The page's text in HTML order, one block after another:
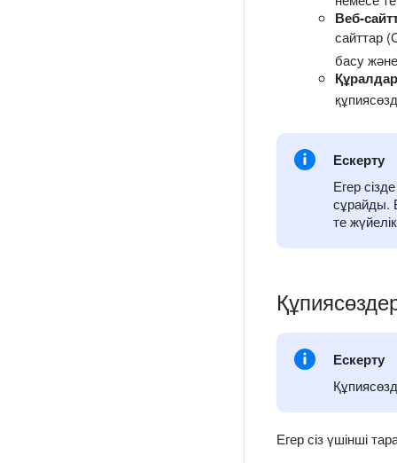
Веб-
сайттар
басу
Ескерту
Егер
сұрайды.
те
Ескерту
Егер сіз үшінші